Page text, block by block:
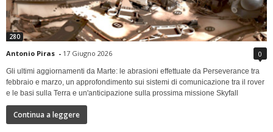
280
Antonio Piras - 17 Giugno 2026 0
Gli ultimi aggiornamenti da Marte: le abrasioni effettuate da Perseverance tra
febbraio e marzo, un approfondimento sui sistemi di comunicazione tra il rover
e le basi sulla Terra e un'anticipazione sulla prossima missione Skyfall
Continua a leggere